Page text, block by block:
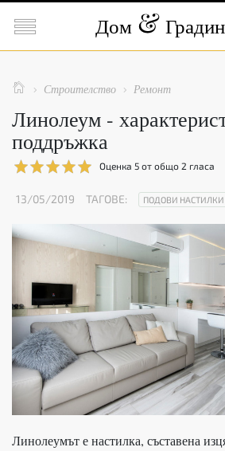
 Дом
  Строителство  Ремонт
Линолеум -
поддръжка
Оценка 5 от общо 2 гласа
13/05/2019 ТАГОВЕ: ПОДОВИ НАСТИЛКИ
Линолеумът е настилка, съставена